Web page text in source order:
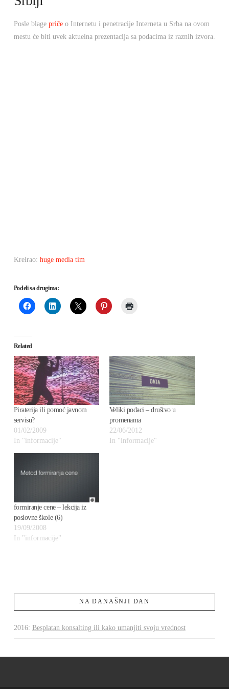
Posle blage pričeo Internetu i penetracije Interneta u Srba na ovom
mestu će biti uvek aktuelna prezentacija sa podacima iz raznih izvora.
Kreirao: huge media tim
Podeli sa drugima:
Related
Piraterija ili pomoć javnom
servisu?
01/02/2009
In "informacije"
Veliki podaci – društvo u
promenama
22/06/2012
In "informacije"
formiranje cene – lekcija iz
poslovne škole (6)
19/09/2008
In "informacije"
NA DANAŠNJI DAN
2016: Besplatan konsalting ili kako umanjiti svoju vrednost